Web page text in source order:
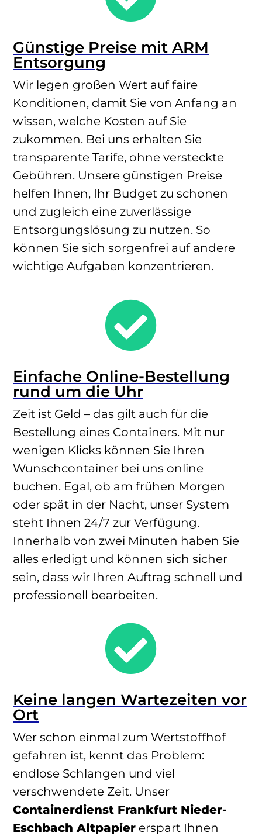
Günstige Preise mit ARM
Entsorgung
Wir legen großen Wert auf faire
Konditionen, damit Sie von Anfang an
wissen, welche Kosten auf Sie
zukommen. Bei uns erhalten Sie
transparente Tarife, ohne versteckte
Gebühren. Unsere günstigen Preise
helfen Ihnen, Ihr Budget zu schonen
und zugleich eine zuverlässige
Entsorgungslösung zu nutzen. So
können Sie sich sorgenfrei auf andere
wichtige Aufgaben konzentrieren.

Einfache Online-Bestellung
rund um die Uhr
Zeit ist Geld – das gilt auch für die
Bestellung eines Containers. Mit nur
wenigen Klicks können Sie Ihren
Wunschcontainer bei uns online
buchen. Egal, ob am frühen Morgen
oder spät in der Nacht, unser System
steht Ihnen 24/7 zur Verfügung.
Innerhalb von zwei Minuten haben Sie
alles erledigt und können sich sicher
sein, dass wir Ihren Auftrag schnell und
professionell bearbeiten.

Keine langen Wartezeiten vor
Ort
Wer schon einmal zum Wertstoffhof
gefahren ist, kennt das Problem:
endlose Schlangen und viel
verschwendete Zeit. Unser
Containerdienst Frankfurt Nieder-
Eschbach Altpapier erspart Ihnen